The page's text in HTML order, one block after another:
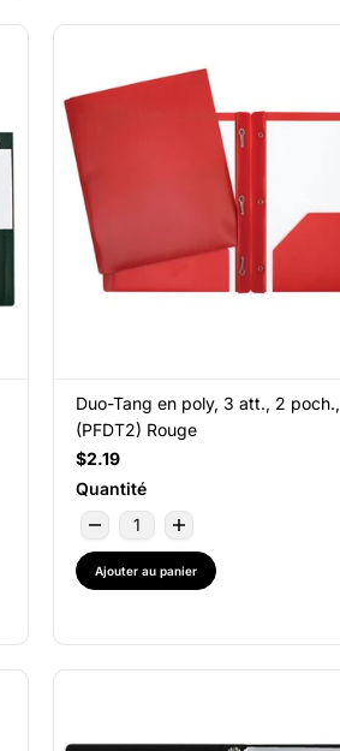
Duo-Tang en poly, 3 att., 2 poch.,
(PFDT2) Rouge
$2.19
Quantité
Ajouter au panier